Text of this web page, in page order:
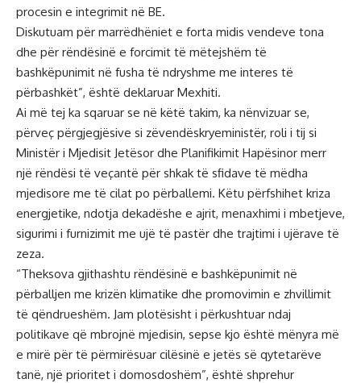
procesin e integrimit në BE.
Diskutuam për marrëdhëniet e forta midis vendeve tona
dhe për rëndësinë e forcimit të mëtejshëm të
bashkëpunimit në fusha të ndryshme me interes të
përbashkët”, është deklaruar Mexhiti.
Ai më tej ka sqaruar se në këtë takim, ka nënvizuar se,
përveç përgjegjësive si zëvendëskryeministër, roli i tij si
Ministër i Mjedisit Jetësor dhe Planifikimit Hapësinor merr
një rëndësi të veçantë për shkak të sfidave të mëdha
mjedisore me të cilat po përballemi. Këtu përfshihet kriza
energjetike, ndotja dekadëshe e ajrit, menaxhimi i mbetjeve,
sigurimi i furnizimit me ujë të pastër dhe trajtimi i ujërave të
zeza.
“Theksova gjithashtu rëndësinë e bashkëpunimit në
përballjen me krizën klimatike dhe promovimin e zhvillimit
të qëndrueshëm. Jam plotësisht i përkushtuar ndaj
politikave që mbrojnë mjedisin, sepse kjo është mënyra më
e mirë për të përmirësuar cilësinë e jetës së qytetarëve
tanë, një prioritet i domosdoshëm”, është shprehur